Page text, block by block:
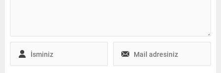
Bilincim kayboldu, Üstümü